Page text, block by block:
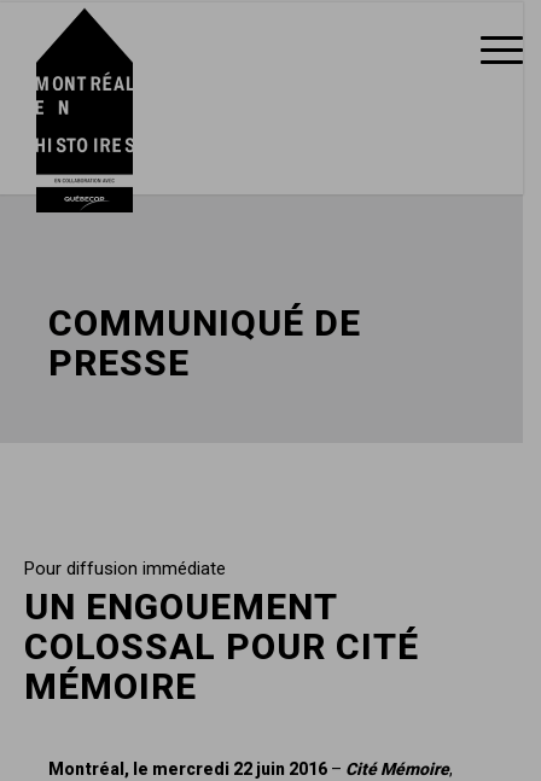
COMMUNIQUÉ DE
PRESSE
Pour diffusion immédiate
UN ENGOUEMENT
COLOSSAL POUR CITÉ
MÉMOIRE
Montréal, le mercredi 22 juin 2016 – Cité Mémoire,